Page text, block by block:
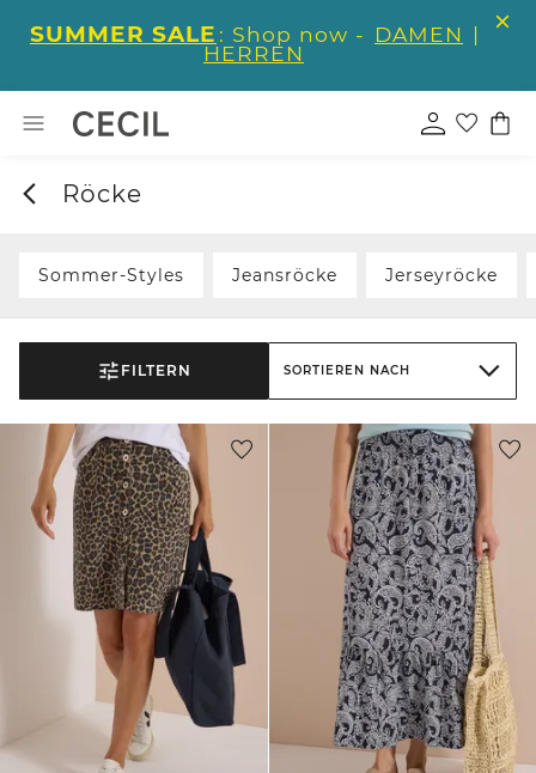
SUMMER SALE : Shop now - DAMEN |
HERREN
Röcke
Sommer-Styles Jeansröcke Jerseyröcke
FILTERN SORTIEREN NACH